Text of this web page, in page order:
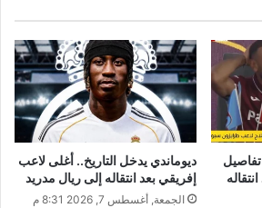
ديوماندي يدخل التاريخ.. أغلى لاعب
إفريقي بعد انتقاله إلى ريال مدريد
الجمعة, أغسطس 7, 2026 8:31 م